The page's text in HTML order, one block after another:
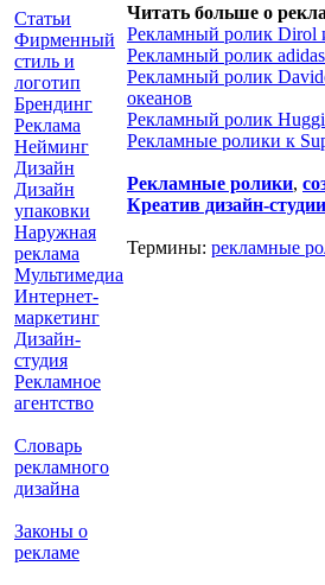
Статьи
Фирменный
стиль и
логотип
Брендинг
Реклама
Нейминг
Дизайн
Дизайн
упаковки
Наружная
реклама
Мультимедиа
Интернет-
маркетинг
Дизайн-
студия
Рекламное
агентство
Словарь
рекламного
дизайна
Законы о
рекламе
Читать больше о
Рекламный ролик Dirol
Рекламный ролик
Рекламный ролик
океанов
Рекламный ролик
Рекламные ролики к
Рекламные ролики,
Креатив дизайн-
Термины: рекламные